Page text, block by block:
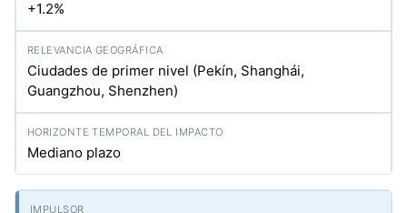
+1.2%
Ciudades de primer nivel (Pekín, Shanghái,
Guangzhou, Shenzhen)
Mediano plazo